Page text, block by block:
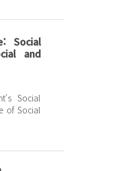
Social
and
of Social